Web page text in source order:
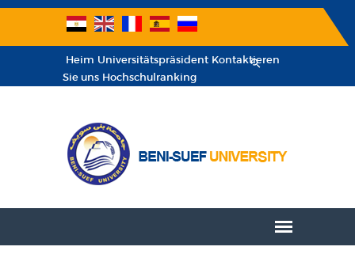
Heim Universitätspräsident Kontaktieren
Sie uns Hochschulranking